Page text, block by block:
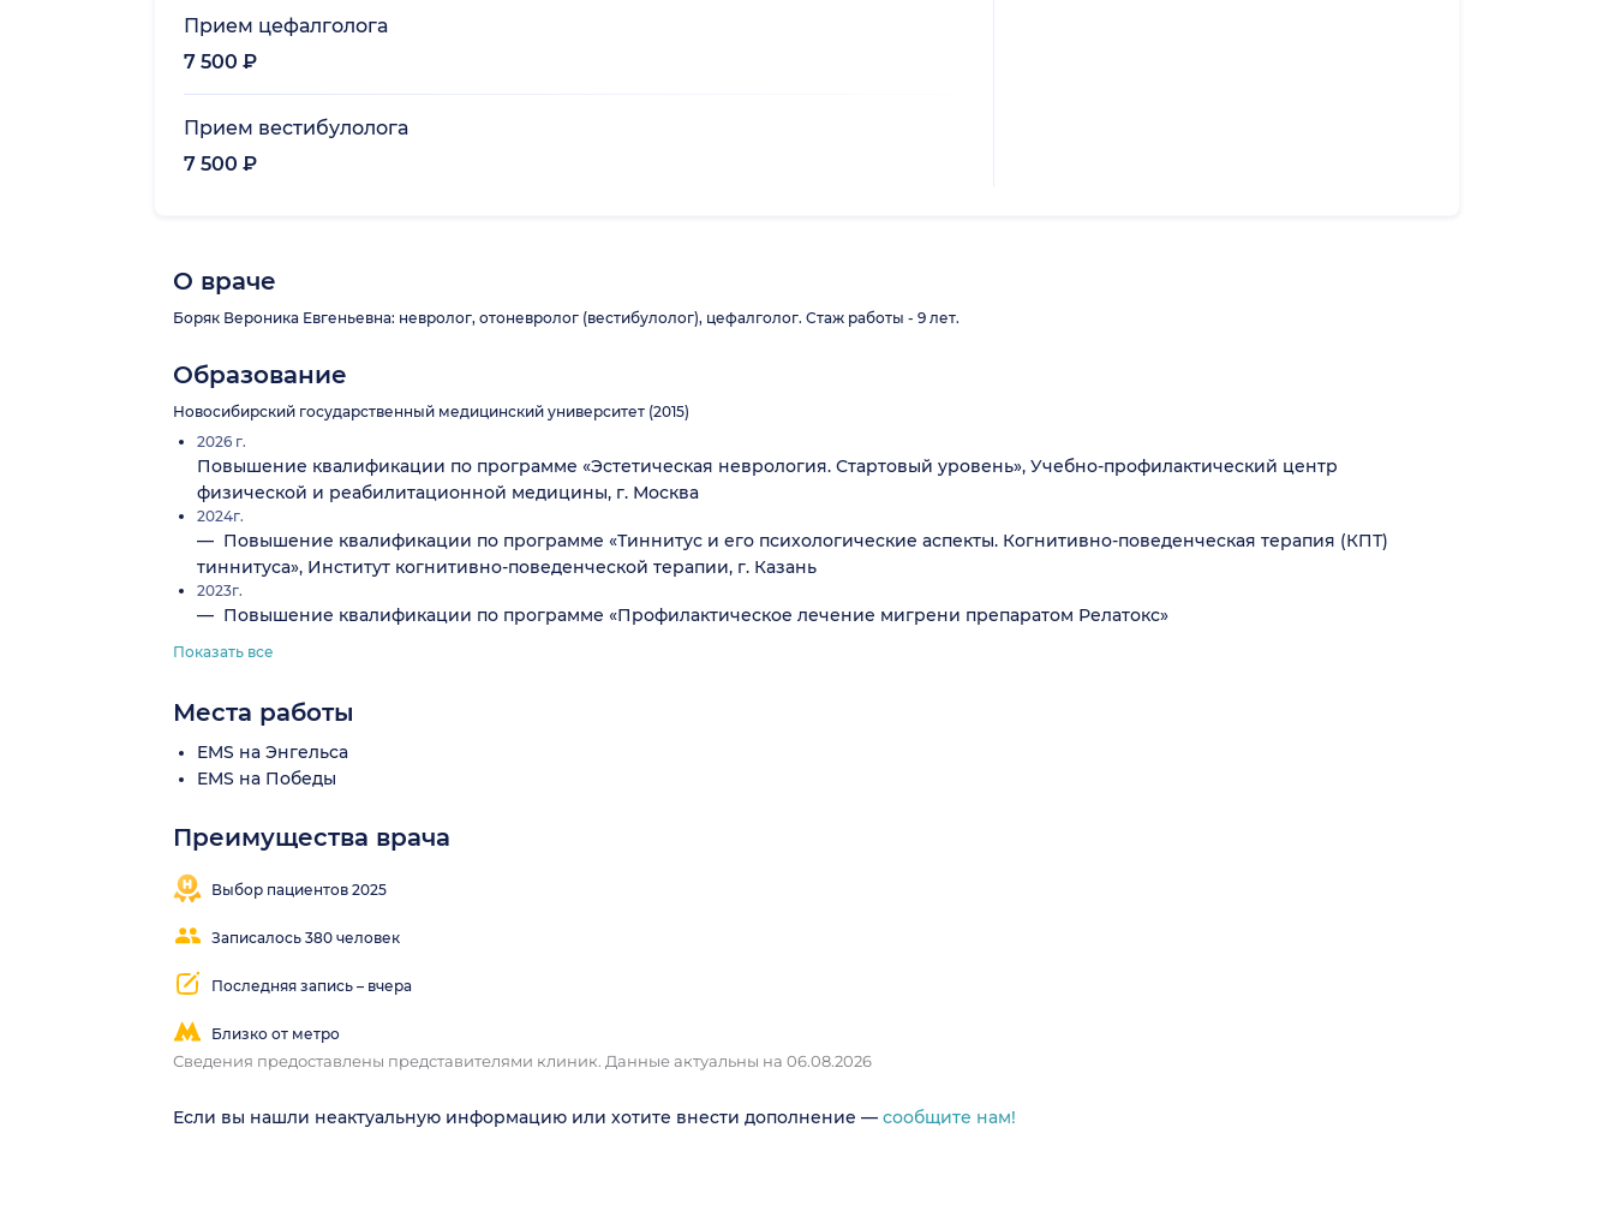
Прием цефалголога
7 500 ₽
Прием вестибулолога
7 500 ₽
О враче
Боряк Вероника Евгеньевна: невролог, отоневролог (вестибулолог), цефалголог. Стаж работы - 9 лет.
Образование
Новосибирский государственный медицинский университет (2015)
2026 г.
Повышение квалификации по программе «Эстетическая неврология. Стартовый уровень», Учебно-профилактический центр
физической и реабилитационной медицины, г. Москва
2024г.
— Повышение квалификации по программе «Тиннитус и его психологические аспекты. Когнитивно-поведенческая терапия (КПТ)
тиннитуса», Институт когнитивно-поведенческой терапии, г. Казань
2023г.
— Повышение квалификации по программе «Профилактическое лечение мигрени препаратом Релатокс»
Показать все
Места работы
EMS на Энгельса
EMS на Победы
Преимущества врача
Выбор пациентов 2025
Записалось 380 человек
Последняя запись – вчера
Близко от метро
Сведения предоставлены представителями клиник. Данные актуальны на 06.08.2026
Если вы нашли неактуальную информацию или хотите внести дополнение — сообщите нам!